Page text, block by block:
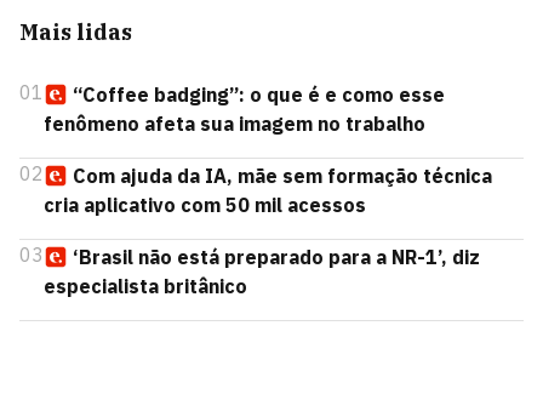
Mais lidas
01
“Coffee badging”: o que é e como esse
fenômeno afeta sua imagem no trabalho
02
Com ajuda da IA, mãe sem formação técnica
cria aplicativo com 50 mil acessos
03
‘Brasil não está preparado para a NR-1’, diz
especialista britânico